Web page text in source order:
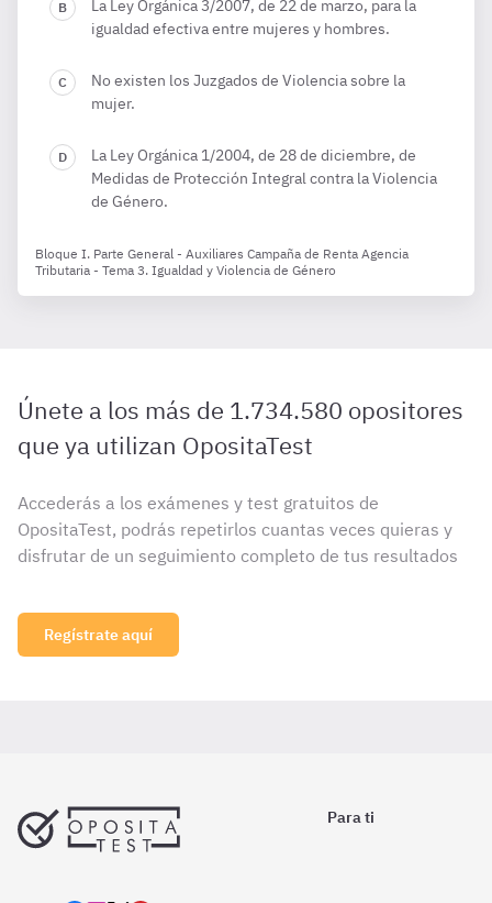
La Ley Orgánica 3/2007, de 22 de marzo, para la
igualdad efectiva entre mujeres y hombres.
No existen los Juzgados de Violencia sobre la
mujer.
La Ley Orgánica 1/2004, de 28 de diciembre, de
Medidas de Protección Integral contra la Violencia
de Género.
Bloque I. Parte General - Auxiliares Campaña de Renta Agencia
Tributaria - Tema 3. Igualdad y Violencia de Género
Únete a los más de 1.734.580 opositores
que ya utilizan OpositaTest
Accederás a los exámenes y test gratuitos de
OpositaTest, podrás repetirlos cuantas veces quieras y
disfrutar de un seguimiento completo de tus resultados
Regístrate aquí
Para ti